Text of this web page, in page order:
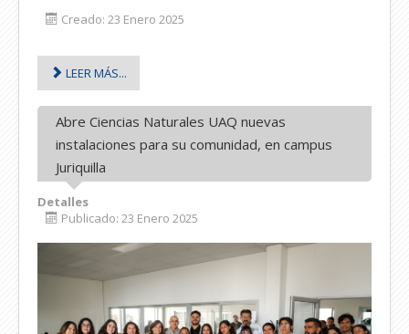
Creado: 23 Enero 2025
LEER MÁS...
Abre Ciencias Naturales UAQ nuevas
instalaciones para su comunidad, en campus
Juriquilla
Detalles
Publicado: 23 Enero 2025